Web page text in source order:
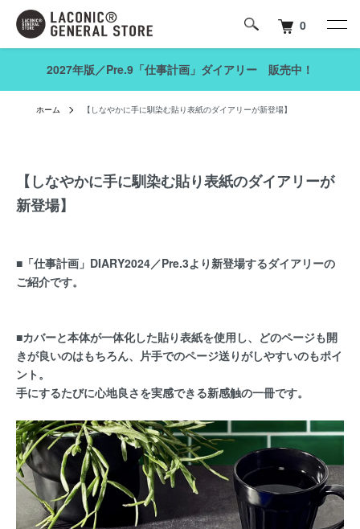
0
2027年版／Pre.9「仕事計画」ダイアリー 販売中！
ホーム 【しなやかに手に馴染む貼り表紙のダイアリーが新登場】
【しなやかに手に馴染む貼り表紙のダイアリーが
新登場】
■「仕事計画」DIARY2024／Pre.3より新登場するダイアリーの
ご紹介です。
■カバーと本体が一体化した貼り表紙を使用し、どのページも開
きが良いのはもちろん、片手でのページ送りがしやすいのもポイ
ント。
手にするたびに心地良さを実感できる新感触の一冊です。